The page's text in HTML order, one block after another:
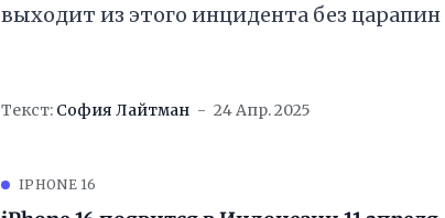
выходит из этого инцидента без царапин
Текст: София Лайтман 24 Апр. 2025
IPHONE 16